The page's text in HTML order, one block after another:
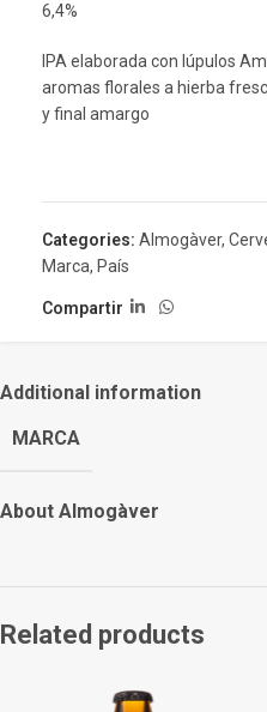
6,4%
IPA elaborada con lúpulos
aromas florales a hierba
y final amargo
Categories: Almogàver,
Marca, País
Compartir
Additional information
MARCA
About Almogàver
Related products